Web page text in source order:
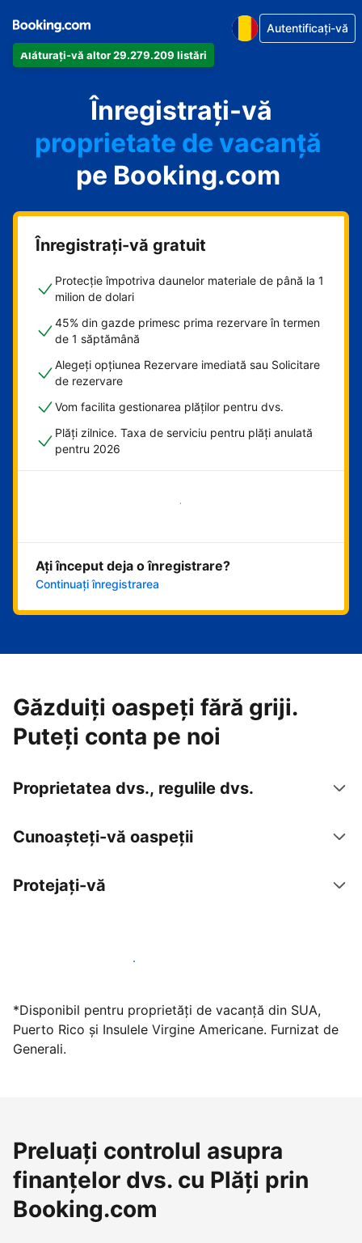
Alăturați-vă altor 29.279.209 listări
Autentificați-vă
Înregistrați-vă
apartamentul
hotelul
proprietate de vacanță
pensiunea
B&B-ul
pe Booking.com
Înregistrați-vă gratuit
Protecție împotriva daunelor materiale de până la 1
milion de dolari
45% din gazde primesc prima rezervare în termen
de 1 săptămână
Alegeți opțiunea Rezervare imediată sau Solicitare
de rezervare
Vom facilita gestionarea plăților pentru dvs.
Plăți zilnice. Taxa de serviciu pentru plăți anulată
pentru 2026
Începeți acum
Ați început deja o înregistrare?
Continuați înregistrarea
Găzduiți oaspeți fără griji.
Puteți conta pe noi
Proprietatea dvs., regulile dvs.
Cunoașteți-vă oaspeții
Protejați-vă
Găzduiți oaspeți cu noi chiar astăzi
*Disponibil pentru proprietăți de vacanță din SUA,
Puerto Rico și Insulele Virgine Americane. Furnizat de
Generali.
Preluați controlul asupra
finanțelor dvs. cu Plăți prin
Booking.com